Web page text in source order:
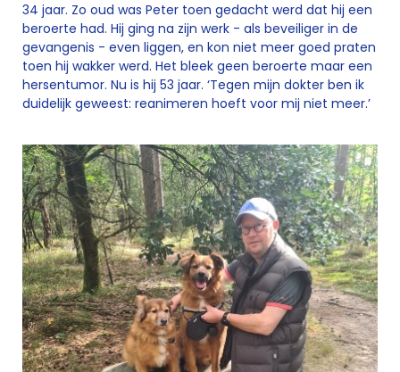
34 jaar. Zo oud was Peter toen gedacht werd dat hij een
beroerte had. Hij ging na zijn werk - als beveiliger in de
gevangenis - even liggen, en kon niet meer goed praten
toen hij wakker werd. Het bleek geen beroerte maar een
hersentumor. Nu is hij 53 jaar. ‘Tegen mijn dokter ben ik
duidelijk geweest: reanimeren hoeft voor mij niet meer.’